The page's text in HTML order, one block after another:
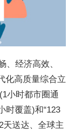
、经济高效、
化高质量综合立
小时都市圈通
时覆盖)和“123
天送达、全球主